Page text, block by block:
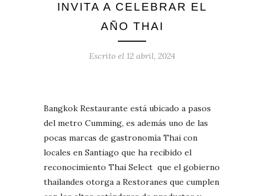
INVITA A CELEBRAR EL
AÑO THAI
Escrito el 12 abril, 2024
Bangkok Restaurante está ubicado a pasos
del metro Cumming, es además uno de las
pocas marcas de gastronomía Thai con
locales en Santiago que ha recibido el
reconocimiento Thai Select que el gobierno
thailandes otorga a Restoranes que cumplen